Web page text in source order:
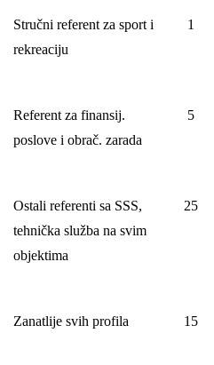
Stručni referent za sport i
rekreaciju
1
Referent za finansij.
poslove i obrač. zarada
5
Ostali referenti sa SSS,
tehnička služba na svim
objektima
25
Zanatlije svih profila 15